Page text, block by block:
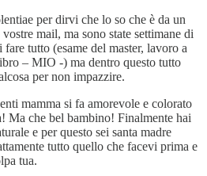
per dirvi che lo so che è da un
mail, ma sono state settimane di
tutto (esame del master, lavoro a
– MIO -) ma dentro questo tutto
per non impazzire.
mamma si fa amorevole e colorato
Ma che bel bambino! Finalmente hai
e per questo sei santa madre
tutto quello che facevi prima e
tua.